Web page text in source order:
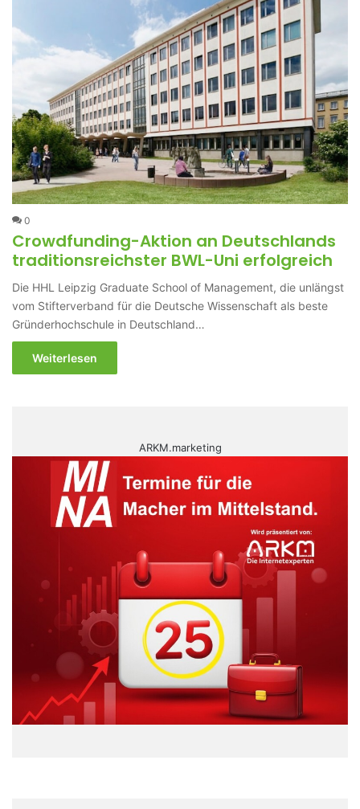
0
Crowdfunding-Aktion an Deutschlands
traditionsreichster BWL-Uni erfolgreich
Die HHL Leipzig Graduate School of Management, die unlängst
vom Stifterverband für die Deutsche Wissenschaft als beste
Gründerhochschule in Deutschland…
Weiterlesen
ARKM.marketing